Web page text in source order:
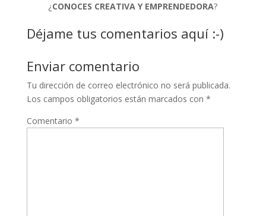
¿CONOCES CREATIVA Y EMPRENDEDORA?
Déjame tus comentarios aquí :-)
Enviar comentario
Tu dirección de correo electrónico no será publicada.
Los campos obligatorios están marcados con *
Comentario *